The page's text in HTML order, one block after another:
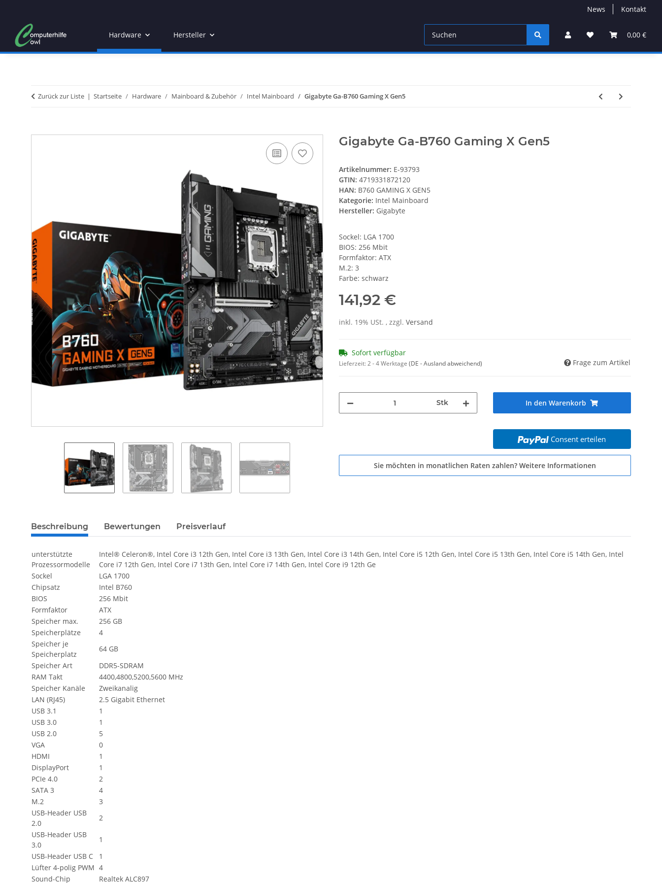
News Kontakt
0,00 €
Hardware Hersteller
Zurück zur Liste Startseite Hardware Mainboard & Zubehör Intel Mainboard Gigabyte Ga-B760 Gaming X Gen5
Gigabyte Ga-B760 Gaming X Gen5
Artikelnummer: E-93793
GTIN: 4719331872120
HAN: B760 GAMING X GEN5
Kategorie: Intel Mainboard
Hersteller: Gigabyte
Sockel: LGA 1700
BIOS: 256 Mbit
Formfaktor: ATX
M.2: 3
Farbe: schwarz
141,92 €
inkl. 19% USt. , zzgl. Versand
Sofort verfügbar
Lieferzeit:2 - 4 Werktage (DE - Ausland abweichend) Frage zum Artikel
Stk In den Warenkorb
Consent erteilen
Sie möchten in monatlichen Raten zahlen? Weitere Informationen
weitere Registerkarten anzeigen
Beschreibung Bewertungen Preisverlauf
unterstützte
Prozessormodelle
Intel® Celeron®, Intel Core i3 12th Gen, Intel Core i3 13th Gen, Intel Core i3 14th Gen, Intel Core i5 12th Gen, Intel Core i5 13th Gen, Intel Core i5 14th Gen, Intel
Core i7 12th Gen, Intel Core i7 13th Gen, Intel Core i7 14th Gen, Intel Core i9 12th Ge
Sockel
LGA 1700
Chipsatz
Intel B760
BIOS
256 Mbit
Formfaktor
ATX
Speicher max.
256 GB
Speicherplätze
4
Speicher je
Speicherplatz
64 GB
Speicher Art
DDR5-SDRAM
RAM Takt
4400,4800,5200,5600 MHz
Speicher Kanäle
Zweikanalig
LAN (RJ45)
2.5 Gigabit Ethernet
USB 3.1
1
USB 3.0
1
USB 2.0
5
VGA
0
HDMI
1
DisplayPort
1
PCIe 4.0
2
SATA 3
4
M.2
3
USB-Header USB
2.0
2
USB-Header USB
3.0
1
USB-Header USB C
1
Lüfter 4-polig PWM 4
Sound-Chip
Realtek ALC897